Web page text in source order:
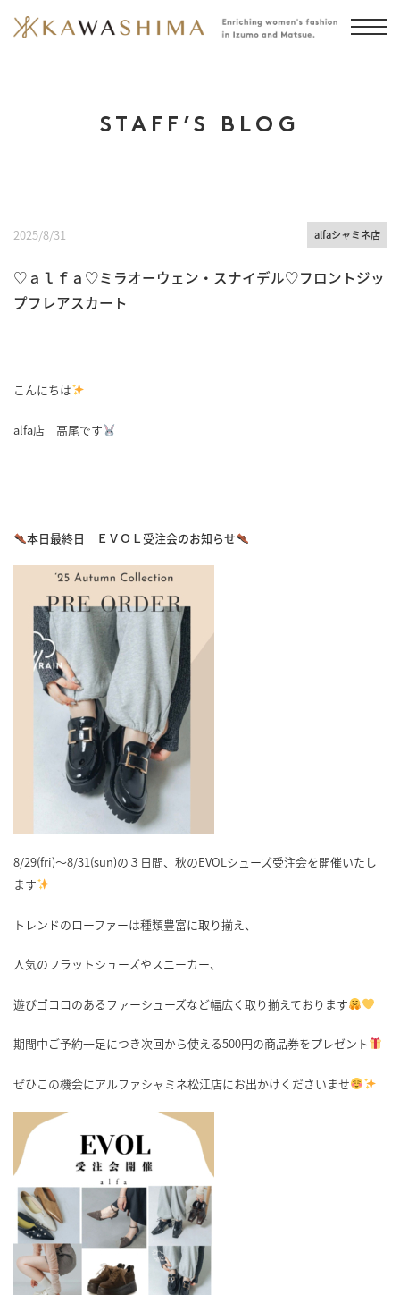
STAFF’S BLOG
2025/8/31 alfaシャミネ店
♡ａｌｆａ♡ミラオーウェン・スナイデル♡フロントジッ
プフレアスカート
こんにちは
alfa店 高尾です
本日最終日 ＥＶＯＬ受注会のお知らせ
8/29(fri)〜8/31(sun)の３日間、秋のEVOLシューズ受注会を開催いたし
ます
トレンドのローファーは種類豊富に取り揃え、
人気のフラットシューズやスニーカー、
遊びゴコロのあるファーシューズなど幅広く取り揃えております
期間中ご予約一足につき次回から使える500円の商品券をプレゼント
ぜひこの機会にアルファシャミネ松江店にお出かけくださいませ